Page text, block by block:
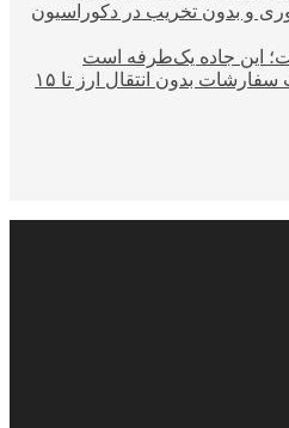
و بدون تخریب در دکوراسیون
تمدید بخشنامه اعتبار ثبت سفارشات بدون انتقال ارز تا ۱۵